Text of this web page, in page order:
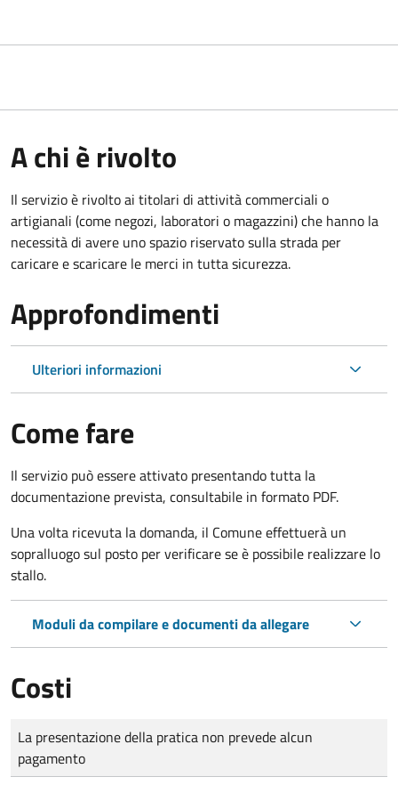
A chi è rivolto
Il servizio è rivolto ai titolari di attività commerciali o
artigianali (come negozi, laboratori o magazzini) che hanno la
necessità di avere uno spazio riservato sulla strada per
caricare e scaricare le merci in tutta sicurezza.
Approfondimenti
Ulteriori informazioni
Come fare
Il servizio può essere attivato presentando tutta la
documentazione prevista, consultabile in formato PDF.
Una volta ricevuta la domanda, il Comune effettuerà un
sopralluogo sul posto per verificare se è possibile realizzare lo
stallo.
Moduli da compilare e documenti da allegare
Costi
Tipo di pagamento
Importo
La presentazione della pratica non prevede alcun
pagamento